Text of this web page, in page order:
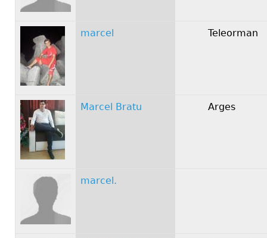
marcel Teleorman
Marcel Bratu Arges
marcel.